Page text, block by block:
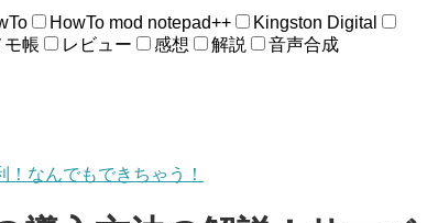
HowTo mod notepad++
Kingston Digital
モ帳 レビュー 感想 解説 音声合成
なんでもできちゃう！